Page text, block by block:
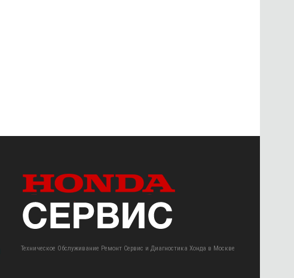
Техническое Обслуживание Ремонт Сервис и Диагностика Хонда в Москве